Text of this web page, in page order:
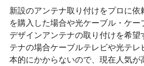
新設のアンテナ取り付けをプロに
を購入した場合や光ケーブル・ケー
デザインアンテナの取り付けを希
テナの場合ケーブルテレビや光テ
本的にかからないので、現在人気が